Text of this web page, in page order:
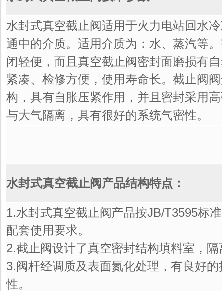
水封式真空截止阀适用于火力电站回水
通中的介质。适用介质为：水、蒸汽等
闭轻便，而且真空截止阀密封面磨损有
紧凑、检修方便，使用寿命长。截止阀
构，具有自胀压紧作用，并且密封采用
与大气隔离，具有很好的系统气密性。
水封式真空截止阀产品结构特点：
1.水封式真空截止阀产品按JB/T3595标
配套使用要求。
2.截止阀设计了真空密封结构填料室，
3.阀杆经调质及表面氮化处理，有良好
性。